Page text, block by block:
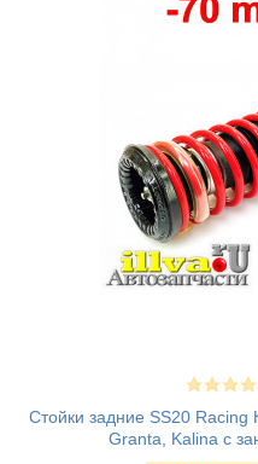
Стойки задние SS20 Racing
Granta, Kalina с